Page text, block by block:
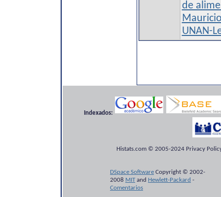
de
UNAN-
Indexados:
Histats.com © 2005-2024 Privacy
DSpace Software Copyright © 2002-
2008 MITand Hewlett-Packard -
Comentarios